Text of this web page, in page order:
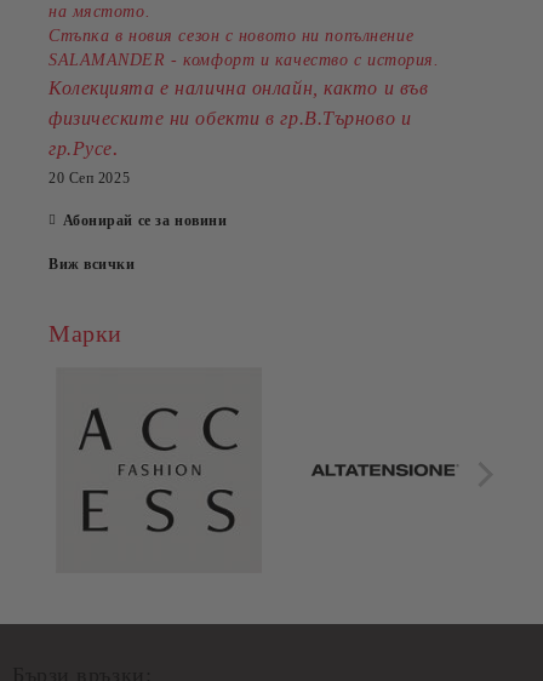
на мястото.
Стъпка в новия сезон с новото ни попълнение
SALAMANDER - комфорт и качество с история.
Колекцията е налична онлайн, както и във
физическите ни обекти в гр.В.Търново и
гр.Русе.
20 Сеп 2025
Абонирай се за новини
Виж всички
Марки